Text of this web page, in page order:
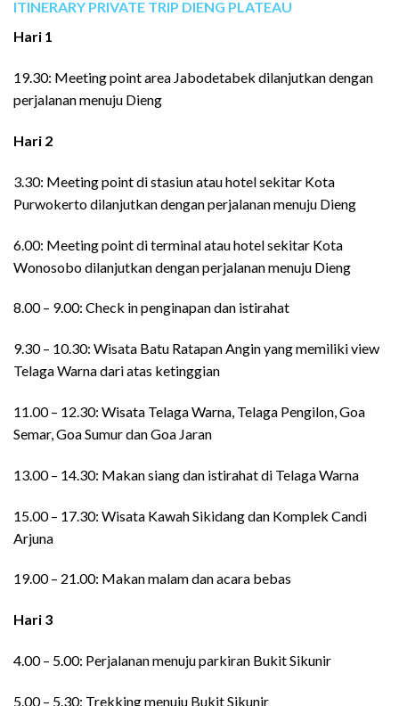
ITINERARY PRIVATE TRIP DIENG PLATEAU
Hari 1
19.30: Meeting point area Jabodetabek dilanjutkan dengan
perjalanan menuju Dieng
Hari 2
3.30: Meeting point di stasiun atau hotel sekitar Kota
Purwokerto dilanjutkan dengan perjalanan menuju Dieng
6.00: Meeting point di terminal atau hotel sekitar Kota
Wonosobo dilanjutkan dengan perjalanan menuju Dieng
8.00 – 9.00: Check in penginapan dan istirahat
9.30 – 10.30: Wisata Batu Ratapan Angin yang memiliki view
Telaga Warna dari atas ketinggian
11.00 – 12.30: Wisata Telaga Warna, Telaga Pengilon, Goa
Semar, Goa Sumur dan Goa Jaran
13.00 – 14.30: Makan siang dan istirahat di Telaga Warna
15.00 – 17.30: Wisata Kawah Sikidang dan Komplek Candi
Arjuna
19.00 – 21.00: Makan malam dan acara bebas
Hari 3
4.00 – 5.00: Perjalanan menuju parkiran Bukit Sikunir
5.00 – 5.30: Trekking menuju Bukit Sikunir